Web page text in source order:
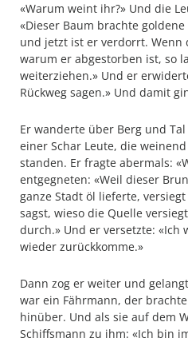
«Warum weint ihr?» Und die
«Dieser Baum brachte
und jetzt ist er verdorrt. Wenn
warum er abgestorben ist, so
weiterziehen.» Und er
Rückweg sagen.» Und damit
Er wanderte über Berg und
einer Schar Leute, die
standen. Er fragte abermals:
entgegneten: «Weil dieser
ganze Stadt öl lieferte,
sagst, wieso die Quelle
durch.» Und er versetzte: «Ich
wieder zurückkomme.»
Dann zog er weiter und
war ein Fährmann, der
hinüber. Und als sie auf dem
Schiffsmann zu ihm: «Ich bin